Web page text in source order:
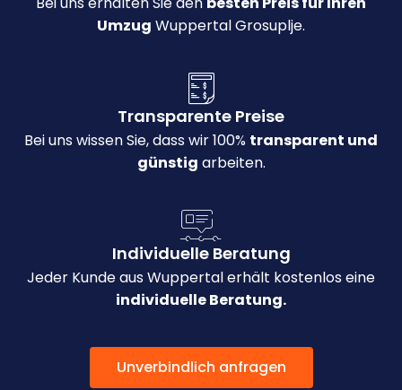
Umzug Wuppertal Grosuplje.
Transparente Preise
Bei uns wissen Sie, dass wir 100% transparent und
günstig arbeiten.
Individuelle Beratung
Jeder Kunde aus Wuppertal erhält kostenlos eine
individuelle Beratung.
Unverbindlich anfragen